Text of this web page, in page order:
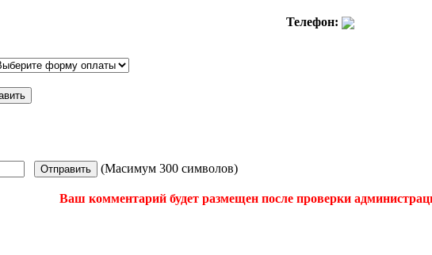
Телефон:
(Масимум 300 символов)
Ваш комментарий будет размещен после проверки